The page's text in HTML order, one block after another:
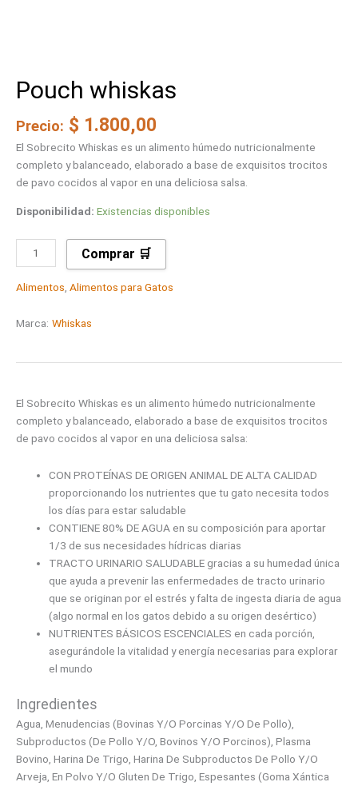
Pouch whiskas
Precio: $ 1.800,00
El Sobrecito Whiskas es un alimento húmedo nutricionalmente
completo y balanceado, elaborado a base de exquisitos trocitos
de pavo cocidos al vapor en una deliciosa salsa.
Disponibilidad: Existencias disponibles
Comprar 🛒
Alimentos Alimentos para Gatos
Marca: Whiskas
El Sobrecito Whiskas es un alimento húmedo nutricionalmente
completo y balanceado, elaborado a base de exquisitos trocitos
de pavo cocidos al vapor en una deliciosa salsa:
CON PROTEÍNAS DE ORIGEN ANIMAL DE ALTA CALIDAD
proporcionando los nutrientes que tu gato necesita todos
los días para estar saludable
CONTIENE 80% DE AGUA en su composición para aportar
1/3 de sus necesidades hídricas diarias
TRACTO URINARIO SALUDABLE gracias a su humedad única
que ayuda a prevenir las enfermedades de tracto urinario
que se originan por el estrés y falta de ingesta diaria de agua
(algo normal en los gatos debido a su origen desértico)
NUTRIENTES BÁSICOS ESCENCIALES en cada porción,
asegurándole la vitalidad y energía necesarias para explorar
el mundo
Ingredientes
Agua, Menudencias (Bovinas Y/O Porcinas Y/O De Pollo),
Subproductos (De Pollo Y/O, Bovinos Y/O Porcinos), Plasma
Bovino, Harina De Trigo, Harina De Subproductos De Pollo Y/O
Arveja, En Polvo Y/O Gluten De Trigo, Espesantes (Goma Xántica